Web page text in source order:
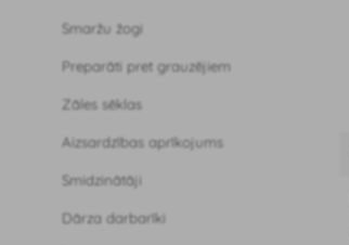
Smaržu žogi
Preparāti pret grauzējiem
Zāles sēklas
Aizsardzības aprīkojums
Smidzinātāji
Dārza darbarīki